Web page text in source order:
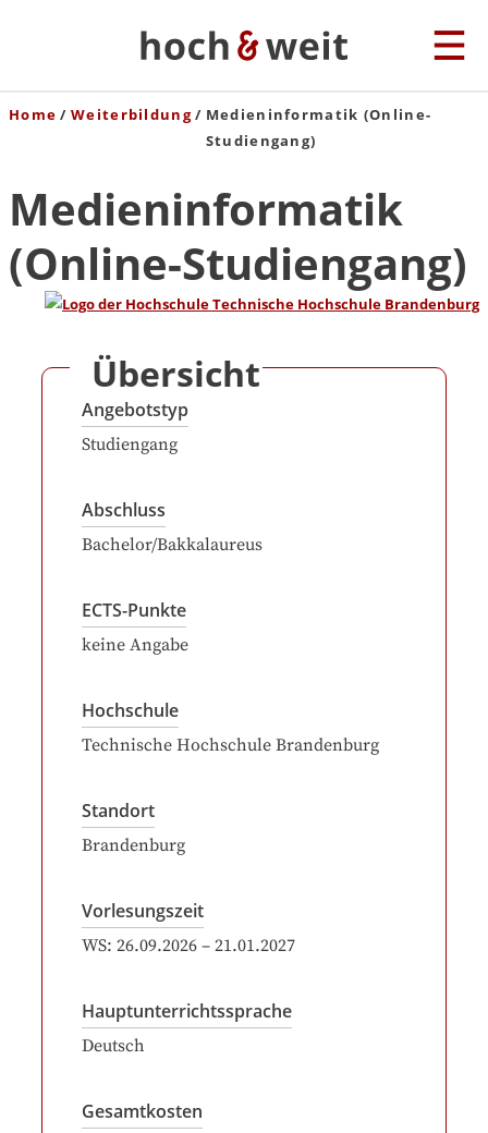
Home Weiterbildung
Medieninformatik (Online-
Studiengang)
Medieninformatik
(Online-Studiengang)
Übersicht
Angebotstyp
Studiengang
Abschluss
Bachelor/Bakkalaureus
ECTS-Punkte
keine Angabe
Hochschule
Technische Hochschule Brandenburg
Standort
Brandenburg
Vorlesungszeit
WS: 26.09.2026 – 21.01.2027
Hauptunterrichtssprache
Deutsch
Gesamtkosten